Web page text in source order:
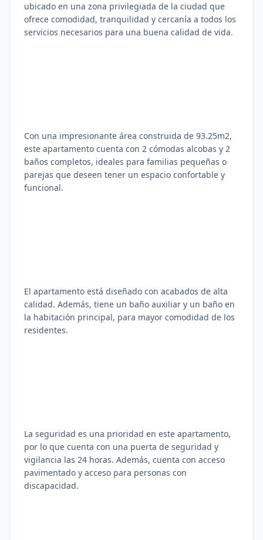
ubicado en una zona privilegiada de la ciudad que
ofrece comodidad, tranquilidad y cercanía a todos los
servicios necesarios para una buena calidad de vida.
Con una impresionante área construida de 93.25m2,
este apartamento cuenta con 2 cómodas alcobas y 2
baños completos, ideales para familias pequeñas o
parejas que deseen tener un espacio confortable y
funcional.
El apartamento está diseñado con acabados de alta
calidad. Además, tiene un baño auxiliar y un baño en
la habitación principal, para mayor comodidad de los
residentes.
La seguridad es una prioridad en este apartamento,
por lo que cuenta con una puerta de seguridad y
vigilancia las 24 horas. Además, cuenta con acceso
pavimentado y acceso para personas con
discapacidad.